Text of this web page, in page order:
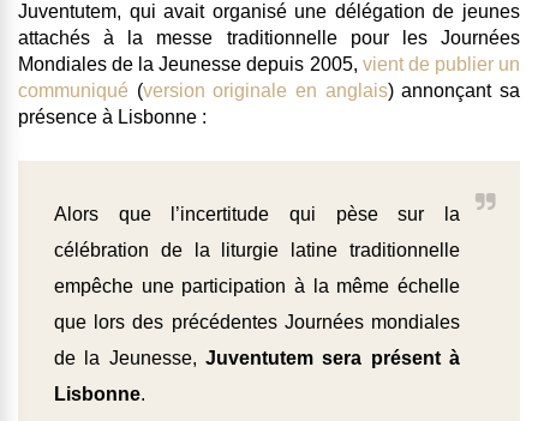
Juventutem, qui avait organisé une délégation de jeunes
attachés à la messe traditionnelle pour les Journées
Mondiales de la Jeunesse depuis 2005, vient de publier un
communiqué (version originale en anglais)annonçant sa
présence à Lisbonne :
Alors que l’incertitude qui pèse sur la
célébration de la liturgie latine traditionnelle
empêche une participation à la même échelle
que lors des précédentes Journées mondiales
de la Jeunesse, Juventutem sera présent à
Lisbonne.